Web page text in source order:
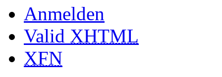
Anmelden
Valid XHTML
XFN